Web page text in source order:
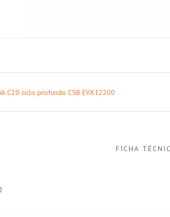
C20 ciclo profundo CSB EVX12200
FICHA
portátiles y procesadores.
energía solar: